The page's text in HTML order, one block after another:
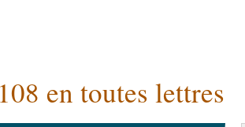
en toutes lettres